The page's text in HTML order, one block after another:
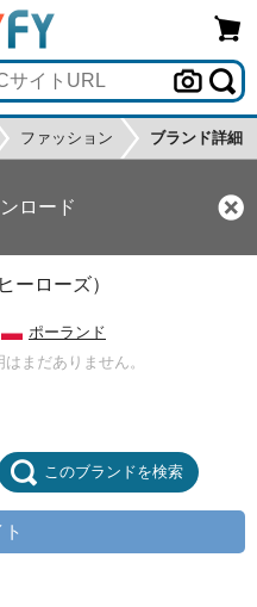
ファッション ブランド詳細
ロード
ーローズ）
ポーランド
まだありません。
このブランドを検索